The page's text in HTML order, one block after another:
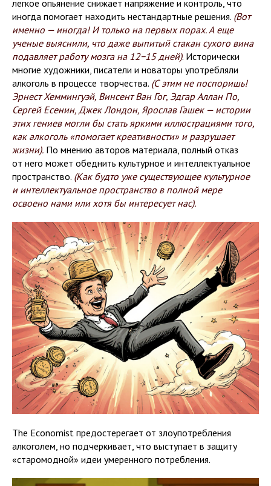
легкое опьянение снижает напряжение и контроль, что
иногда помогает находить нестандартные решения. (Вот
именно — иногда! И только на первых порах. А еще
ученые выяснили, что даже выпитый стакан сухого вина
подавляет работу мозга на 12−15 дней). Исторически
многие художники, писатели и новаторы употребляли
алкоголь в процессе творчества. (С этим не поспоришь!
Эрнест Хеммингуэй, Винсент Ван Гог, Эдгар Аллан По,
Сергей Есенин, Джек Лондон, Ярослав Гашек — истории
этих гениев могли бы стать яркими иллюстрациями того,
как алкоголь «помогает креативности» и разрушает
жизни). По мнению авторов материала, полный отказ
от него может обеднить культурное и интеллектуальное
пространство. (Как будто уже существующее культурное
и интеллектуальное пространство в полной мере
освоено нами или хотя бы интересует нас).
The Economist предостерегает от злоупотребления
алкоголем, но подчеркивает, что выступает в защиту
«старомодной» идеи умеренного потребления.